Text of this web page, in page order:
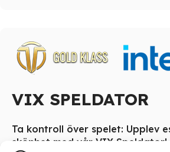
VIX SPELDATOR
Ta kontroll över spelet: Upplev
skönhet med vår VIX Speldator!